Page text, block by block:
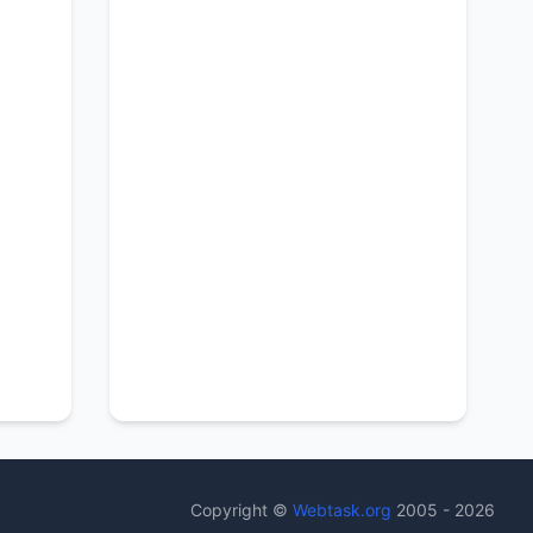
Copyright © Webtask.org 2005 - 2026